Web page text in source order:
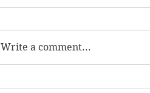
Write a comment...